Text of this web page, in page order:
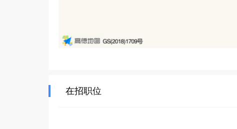
在招职位